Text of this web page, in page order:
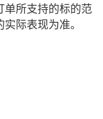
单所支持的标的范
际表现为准。